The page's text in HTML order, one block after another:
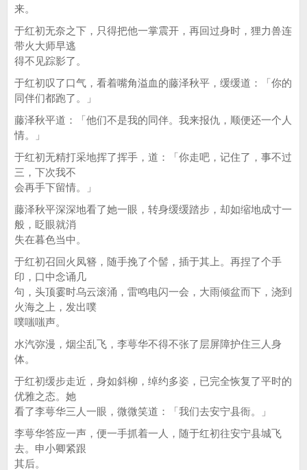
来。
于红初无奈之下，只得把他一掌震开，再回过身时，狸力兽连
带火大师早逃
得不见踪影了。
于红初叹了口气，看着嘴角溢血的藤泽秋平，缓缓道：「你的
同伴们都跑了。」
藤泽秋平道：「他们不是我的同伴。我来报仇，顺便还一个人
情。」
于红初无精打采地挥了挥手，道：「你走吧，记住了，事不过
三，下次我不
会再手下留情。」
藤泽秋平深深地看了她一眼，转身缓缓踏步，却如缩地成寸一
般，眨眼就消
失在暮色当中。
于红初召回火凤簪，随手挽了个髻，插于其上。再捏了个手
印，口中念诵几
句，头顶霎时乌云滚涌，雷鸣电闪一会，大雨倾盆而下，浇到
火海之上，发出噗
噗嗤嗤声。
水汽弥漫，烟尘乱飞，李萼华不得不张了层屏障护住三人身
体。
于红初缓步走近，身如斜柳，绰约多姿，已完全恢复了平时的
优雅之态。她
看了李萼华三人一眼，微微笑道：「我们去安宁县衙。」
李萼华答应一声，便一手抓着一人，随于红初往安宁县城飞
去。申小卿紧跟
其后。